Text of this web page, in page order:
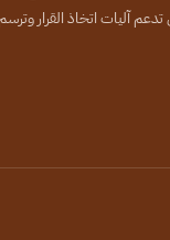
تدعم آليات اتخاذ القرار